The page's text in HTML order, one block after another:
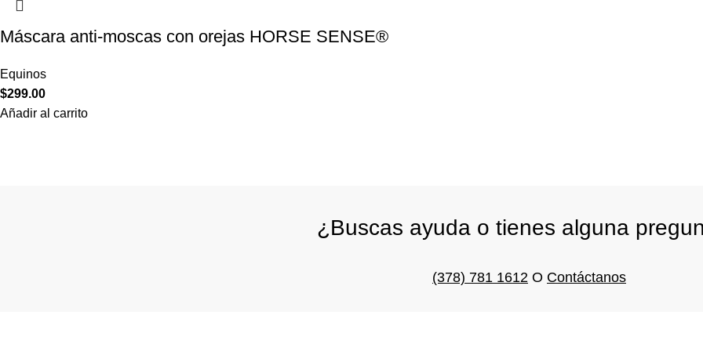
Máscara anti-moscas con orejas HORSE SENSE®
Equinos
$299.00
Añadir al carrito
¿Buscas ayuda o tienes alguna
(378) 781 1612O Contáctanos